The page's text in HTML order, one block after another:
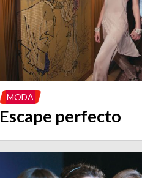
MODA
Escape perfecto